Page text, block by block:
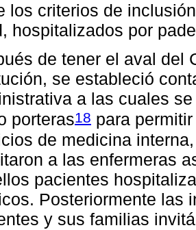
los criterios de
hospitalizados por
de tener el aval del
se estableció
a las cuales
porteras18 para
de medicina
a las enfermeras
pacientes
Posteriormente las
y sus familias